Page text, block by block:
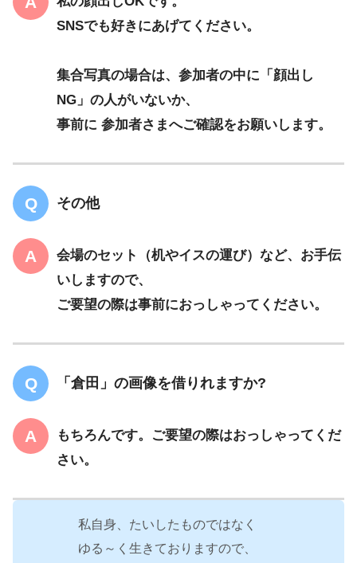
SNSでも好きにあげてください。
集合写真の場合は、参加者の中に「顔出し
NG」の人がいないか、
事前に 参加者さまへご確認をお願いします。
その他
会場のセット（机やイスの運び）など、お手伝
いしますので、
ご要望の際は事前におっしゃってください。
「倉田」の画像を借りれますか?
もちろんです。ご要望の際はおっしゃってくだ
さい。
私自身、たいしたものではなく
ゆる～く生きておりますので、